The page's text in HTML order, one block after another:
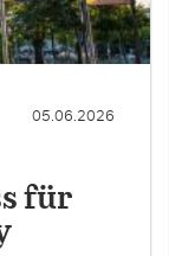
05.06.2026
für